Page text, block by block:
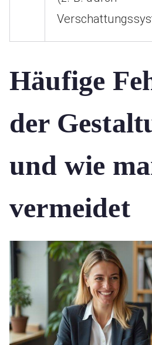
Häufige
der
und wie
vermeidet